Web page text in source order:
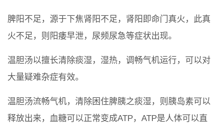
脾阳不足，源于下焦肾阳不足，肾阳即命门真火，此真
火不足，则阳痿早泄，尿频尿急等症状出现。
温胆汤以擅长清除痰湿，湿热，调畅气机运行，可以对
大量疑难杂症有效。
温胆汤流畅气机，清除困住脾胰之痰湿，则胰岛素可以
释放出来，血糖可以正常变成ATP，ATP是人体可以直